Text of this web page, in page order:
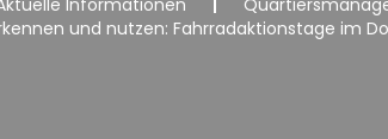
Informationen
und nutzen: Fahrradaktionstage im